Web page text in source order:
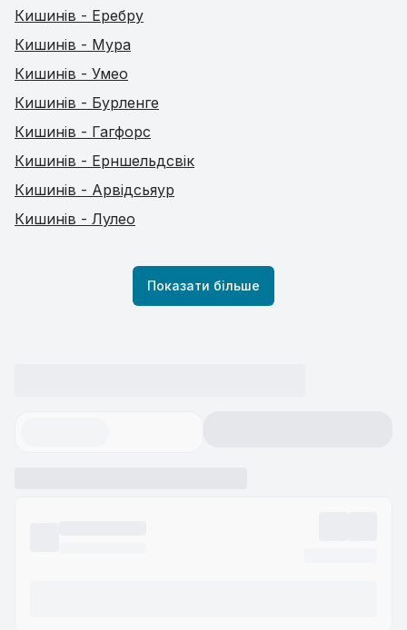
Кишинів - Еребру
Кишинів - Мура
Кишинів - Умео
Кишинів - Бурленге
Кишинів - Гагфорс
Кишинів - Ерншельдсвік
Кишинів - Арвідсьяур
Кишинів - Лулео
Показати більше